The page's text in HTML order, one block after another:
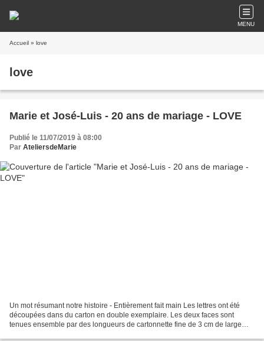
MENU
Accueil » love
love
Marie et José-Luis - 20 ans de mariage - LOVE
Publié le 11/07/2019 à 08:00
Par AteliersdeMarie
Un mot résumant notre histoire - Entièrement fait main Les lettres ont été
découpées dans du carton en double exemplaire. Les deux faces sont
tenues ensemble par des longueurs de cartonnette fine de 3 cm de large